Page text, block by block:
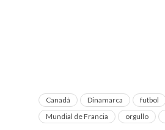
Canadá Dinamarca futbol
Mundial de Francia
orgullo